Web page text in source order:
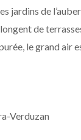
jardins de
de
le grand air
Verduzan